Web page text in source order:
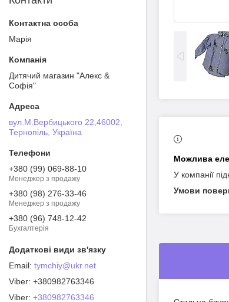
У компанії
Марія
Дитячий магазин "Алекс &
Софія"
вул.М.Вербицького 22,46002,
Тернопіль, Україна
+380 (99) 069-88-10
Менеджер з продажу
+380 (98) 276-33-46
Менеджер з продажу
+380 (96) 748-12-42
Бухгалтерія
tymchiy@ukr.net
+380982763346
Viber +380982763346